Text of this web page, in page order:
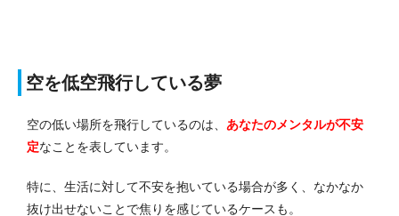
空を低空飛行している夢
空の低い場所を飛行しているのは、 あなたのメンタルが不安
定なことを表しています。
特に、生活に対して不安を抱いている場合が多く、なかなか
抜け出せないことで焦りを感じているケースも。